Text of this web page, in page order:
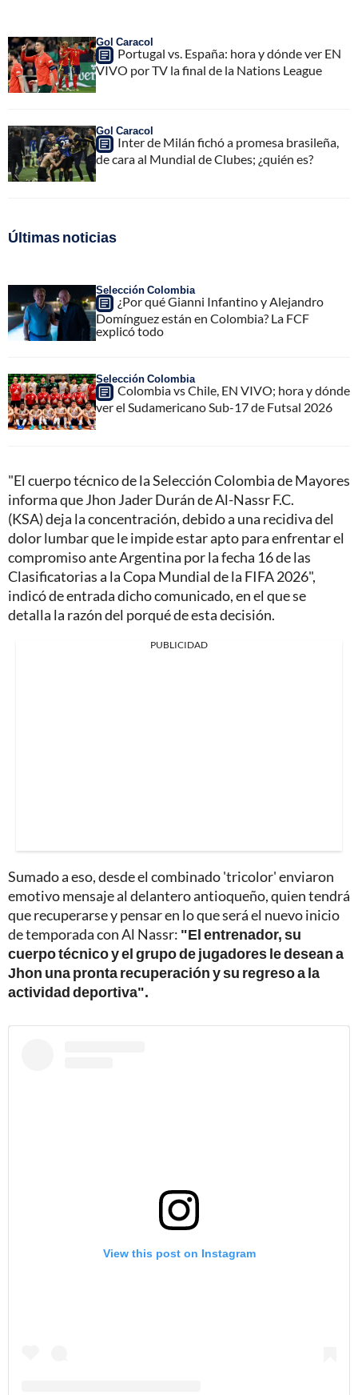
Gol Caracol
Portugal vs. España: hora y dónde ver EN
VIVO por TV la final de la Nations League
Gol Caracol
Inter de Milán fichó a promesa brasileña,
de cara al Mundial de Clubes; ¿quién es?
Últimas noticias
Selección Colombia
¿Por qué Gianni Infantino y Alejandro
Domínguez están en Colombia? La FCF
explicó todo
Selección Colombia
Colombia vs Chile, EN VIVO; hora y dónde
ver el Sudamericano Sub-17 de Futsal 2026
"El cuerpo técnico de la Selección Colombia de Mayores
informa que Jhon Jader Durán de Al-Nassr F.C.
(KSA) deja la concentración, debido a una recidiva del
dolor lumbar que le impide estar apto para enfrentar el
compromiso ante Argentina por la fecha 16 de las
Clasificatorias a la Copa Mundial de la FIFA 2026",
indicó de entrada dicho comunicado, en el que se
detalla la razón del porqué de esta decisión.
PUBLICIDAD
Sumado a eso, desde el combinado 'tricolor' enviaron
emotivo mensaje al delantero antioqueño, quien tendrá
que recuperarse y pensar en lo que será el nuevo inicio
de temporada con Al Nassr: "El entrenador, su
cuerpo técnico y el grupo de jugadores le desean a
Jhon una pronta recuperación y su regreso a la
actividad deportiva".
View this post on Instagram